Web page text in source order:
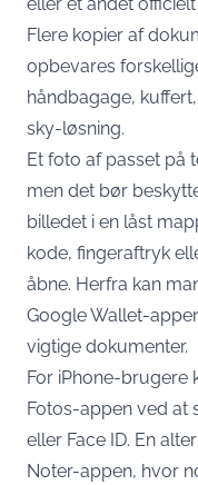
Flere kopier af
opbevares
håndbagage,
sky-løsning.
Et foto af passet på
men det bør
billedet i en låst
kode, fingeraftryk
åbne. Herfra kan
Google Wallet-
vigtige dokumenter.
For iPhone-brugere
Fotos-appen ved at
eller Face ID. En
Noter-appen, hvor